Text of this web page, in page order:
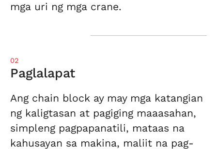
mga uri ng mga crane.
02
Paglalapat
Ang chain block ay may mga katangian
ng kaligtasan at pagiging maaasahan,
simpleng pagpapanatili, mataas na
kahusayan sa makina, maliit na pag-